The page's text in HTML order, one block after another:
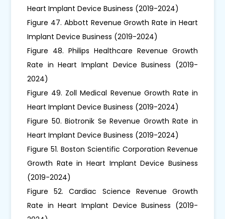
Heart Implant Device Business (2019-2024)
Figure 47. Abbott Revenue Growth Rate in Heart
Implant Device Business (2019-2024)
Figure 48. Philips Healthcare Revenue Growth
Rate in Heart Implant Device Business (2019-
2024)
Figure 49. Zoll Medical Revenue Growth Rate in
Heart Implant Device Business (2019-2024)
Figure 50. Biotronik Se Revenue Growth Rate in
Heart Implant Device Business (2019-2024)
Figure 51. Boston Scientific Corporation Revenue
Growth Rate in Heart Implant Device Business
(2019-2024)
Figure 52. Cardiac Science Revenue Growth
Rate in Heart Implant Device Business (2019-